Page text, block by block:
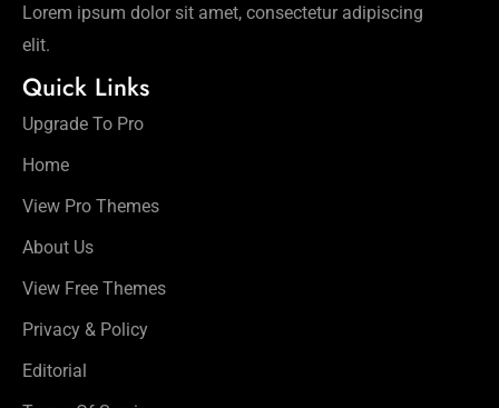
Lorem ipsum dolor sit amet, consectetur adipiscing
elit.
Quick Links
Upgrade To Pro
Home
View Pro Themes
About Us
View Free Themes
Privacy & Policy
Editorial